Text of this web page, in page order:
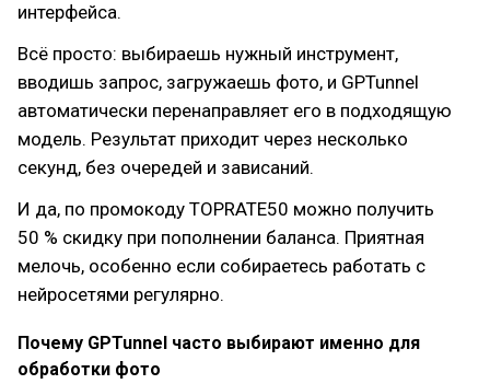
интерфейса.
Всё просто: выбираешь нужный инструмент,
вводишь запрос, загружаешь фото, и GPTunnel
автоматически перенаправляет его в подходящую
модель. Результат приходит через несколько
секунд, без очередей и зависаний.
И да, по промокоду TOPRATE50 можно получить
50 % скидку при пополнении баланса. Приятная
мелочь, особенно если собираетесь работать с
нейросетями регулярно.
Почему GPTunnel часто выбирают именно для
обработки фото